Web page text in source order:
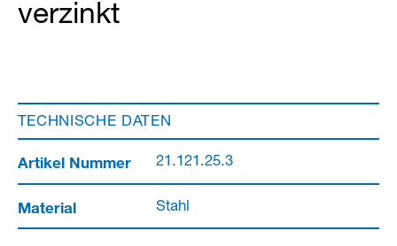
verzinkt
TECHNISCHE DATEN
Artikel Nummer 21.121.25.3
Material Stahl